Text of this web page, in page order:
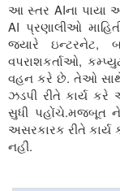
આ સ્તર AIના પાયા
AI પ્રણાલીઓ
જ્યારે ઇન્ટરનેટ,
વપરાશકર્તાઓ,
વહન કરે છે.તેઓ સાથે
ઝડપી રીતે કાર્ય
સુધી પહોંચે.મજબૂત
અસરકારક રીતે કાર્ય
નહીં.